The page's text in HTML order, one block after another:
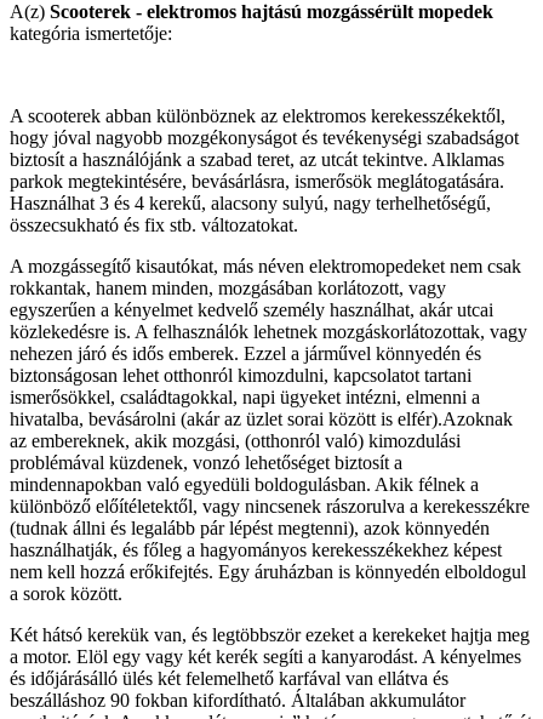
A(z) Scooterek - elektromos hajtású mozgássérült mopedek
kategória ismertetője:
A scooterek abban különböznek az elektromos kerekesszékektől,
hogy jóval nagyobb mozgékonyságot és tevékenységi szabadságot
biztosít a használójánk a szabad teret, az utcát tekintve. Alklamas
parkok megtekintésére, bevásárlásra, ismerősök meglátogatására.
Használhat 3 és 4 kerekű, alacsony sulyú, nagy terhelhetőségű,
összecsukható és fix stb. változatokat.
A mozgássegítő kisautókat, más néven elektromopedeket nem csak
rokkantak, hanem minden, mozgásában korlátozott, vagy
egyszerűen a kényelmet kedvelő személy használhat, akár utcai
közlekedésre is. A felhasználók lehetnek mozgáskorlátozottak, vagy
nehezen járó és idős emberek. Ezzel a járművel könnyedén és
biztonságosan lehet otthonról kimozdulni, kapcsolatot tartani
ismerősökkel, családtagokkal, napi ügyeket intézni, elmenni a
hivatalba, bevásárolni (akár az üzlet sorai között is elfér).Azoknak
az embereknek, akik mozgási, (otthonról való) kimozdulási
problémával küzdenek, vonzó lehetőséget biztosít a
mindennapokban való egyedüli boldogulásban. Akik félnek a
különböző előítéletektől, vagy nincsenek rászorulva a kerekesszékre
(tudnak állni és legalább pár lépést megtenni), azok könnyedén
használhatják, és főleg a hagyományos kerekesszékekhez képest
nem kell hozzá erőkifejtés. Egy áruházban is könnyedén elboldogul
a sorok között.
Két hátsó kerekük van, és legtöbbször ezeket a kerekeket hajtja meg
a motor. Elöl egy vagy két kerék segíti a kanyarodást. A kényelmes
és időjárásálló ülés két felemelhető karfával van ellátva és
beszálláshoz 90 fokban kifordítható. Általában akkumulátor